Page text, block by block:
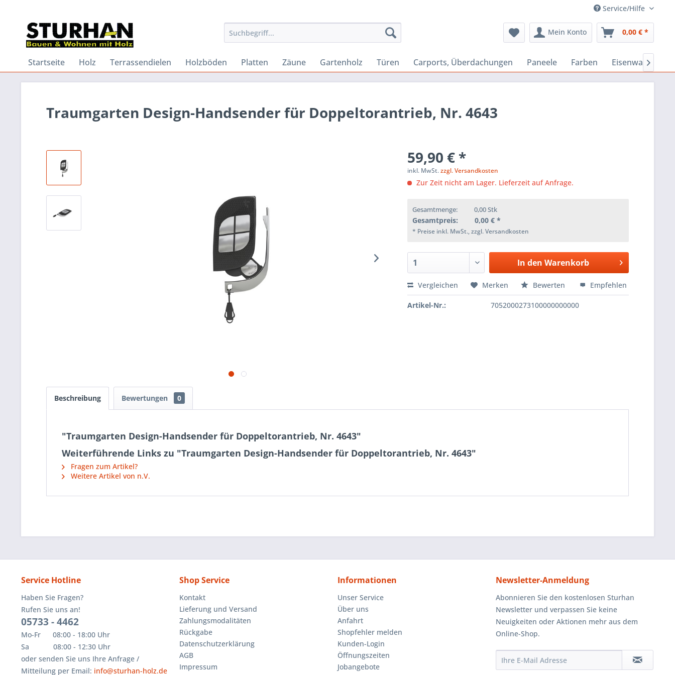
Service/Hilfe
Mein Konto 0,00 € *
Startseite Holz Terrassendielen Holzböden Platten Zäune Gartenholz Türen Carports, Überdachungen Paneele Farben Eisenwaren

Traumgarten Design-Handsender für Doppeltorantrieb, Nr. 4643
59,90 € *
inkl. MwSt.zzgl. Versandkosten
Zur Zeit nicht am Lager. Lieferzeit auf Anfrage.
Gesamtmenge: 0,00Stk
Gesamtpreis: 0,00 € *
* Preise inkl. MwSt., zzgl. Versandkosten
In den Warenkorb
Vergleichen Merken Bewerten Empfehlen
Artikel-Nr.: 7052000273100000000000
Beschreibung Bewertungen 0
"Traumgarten Design-Handsender für Doppeltorantrieb, Nr. 4643"
Weiterführende Links zu "Traumgarten Design-Handsender für Doppeltorantrieb, Nr. 4643"
Fragen zum Artikel?
Weitere Artikel von n.V.
Service Hotline
Haben Sie Fragen?
Rufen Sie uns an!
05733 - 4462
Mo-Fr 08:00 - 18:00 Uhr
Sa 08:00 - 12:30 Uhr
oder senden Sie uns Ihre Anfrage /
Mitteilung per Email: info@sturhan-holz.de
Shop Service
Kontakt
Lieferung und Versand
Zahlungsmodalitäten
Rückgabe
Datenschutzerklärung
AGB
Impressum
Informationen
Unser Service
Über uns
Anfahrt
Shopfehler melden
Kunden-Login
Öffnungszeiten
Jobangebote
Newsletter-Anmeldung
Abonnieren Sie den kostenlosen Sturhan
Newsletter und verpassen Sie keine
Neuigkeiten oder Aktionen mehr aus dem
Online-Shop.